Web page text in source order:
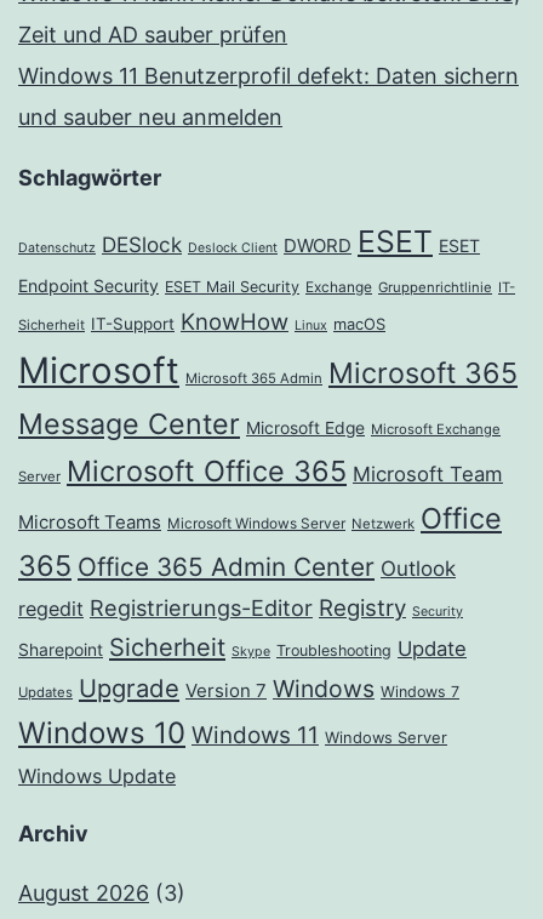
Zeit und AD sauber prüfen
Windows 11 Benutzerprofil defekt: Daten sichern
und sauber neu anmelden
Schlagwörter
Datenschutz DESlock Deslock Client DWORD ESET ESET
Endpoint Security ESET Mail Security Exchange Gruppenrichtlinie IT-
Sicherheit IT-Support KnowHow Linux macOS
Microsoft Microsoft 365 Admin Microsoft 365
Message Center Microsoft Edge Microsoft Exchange
Server Microsoft Office 365 Microsoft Team
Microsoft Teams Microsoft Windows Server Netzwerk Office
365 Office 365 Admin Center Outlook
regedit Registrierungs-Editor Registry Security
Sharepoint Sicherheit Skype Troubleshooting Update
Updates Upgrade Version 7 Windows Windows 7
Windows 10 Windows 11 Windows Server
Windows Update
Archiv
August 2026 (3)